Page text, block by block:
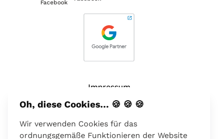
Impressum
Über uns
Kontakt
Oh, diese Cookies... 🍪 🍪 🍪
Wir verwenden Cookies für das
ordnungsgemäße Funktionieren der Website